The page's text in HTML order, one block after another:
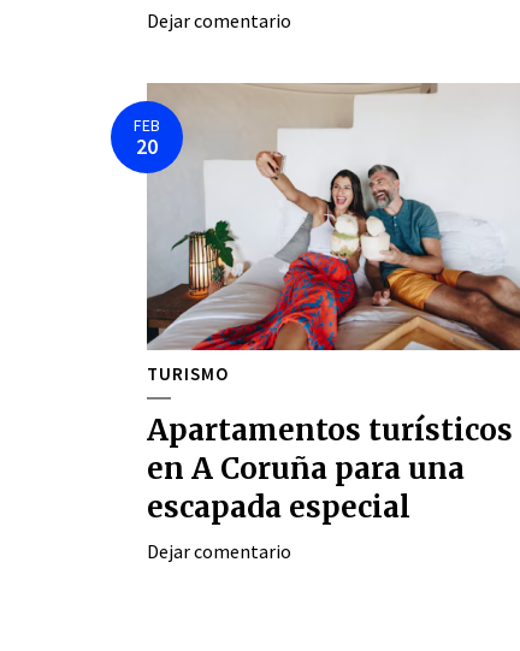
Dejar comentario
FEB
20
TURISMO
Apartamentos turísticos
en A Coruña para una
escapada especial
Dejar comentario